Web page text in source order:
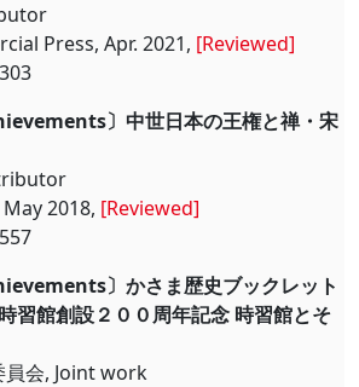
Press, Apr. 2021, [Reviewed]
〕中世日本の王権と禅・宋
2018, [Reviewed]
〕かさま歴史ブックレット
習館創設２００周年記念 時習館とそ
代
員会, Joint work